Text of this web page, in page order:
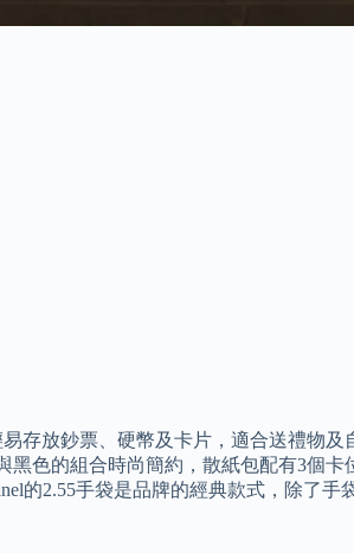
存放鈔票、硬幣及卡片，適合送禮物及
黑色的組合時尚簡約，散紙包配有3個
的2.55手袋是品牌的經典款式，除了